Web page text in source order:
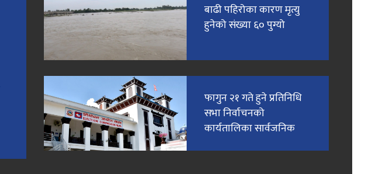
बाढी पहिरोका कारण मृत्यु
हुनेको संख्या ६० पुग्यो
फागुन २१ गते हुने प्रतिनिधि
सभा निर्वाचनको
कार्यतालिका सार्वजनिक